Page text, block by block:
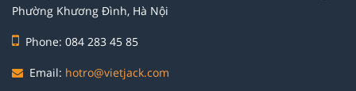
Phường Khương Đình, Hà Nội
Phone: 084 283 45 85
Email: hotro@vietjack.com